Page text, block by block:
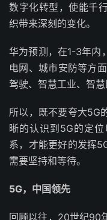
数字化转型，使能千
织带来深刻的变化。
华为预测，在1-3年内
电网、城市安防等方
驾驶、智慧工业、智慧
所以，既不要夸大5G
晰的认识到5G的定
系，才能更好的发挥
需要坚持和等待。
5G，中国领先
回顾以往，20世纪90